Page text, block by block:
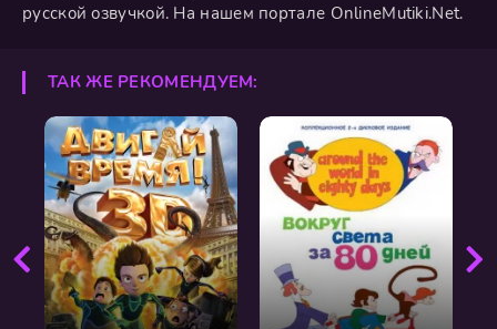
русской озвучкой. На нашем портале OnlineMutiki.Net.
ТАК ЖЕ РЕКОМЕНДУЕМ: